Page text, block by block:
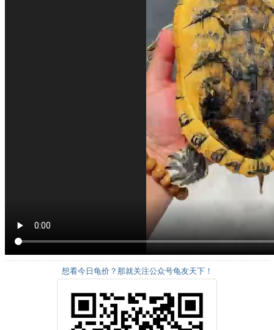
想看今日龟价？那就关注公众号龟友天下！